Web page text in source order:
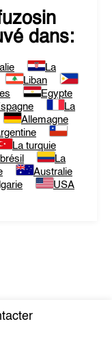
dans:
La
Liban
Egypte
La
Allemagne
La turquie
La
Australie
USA